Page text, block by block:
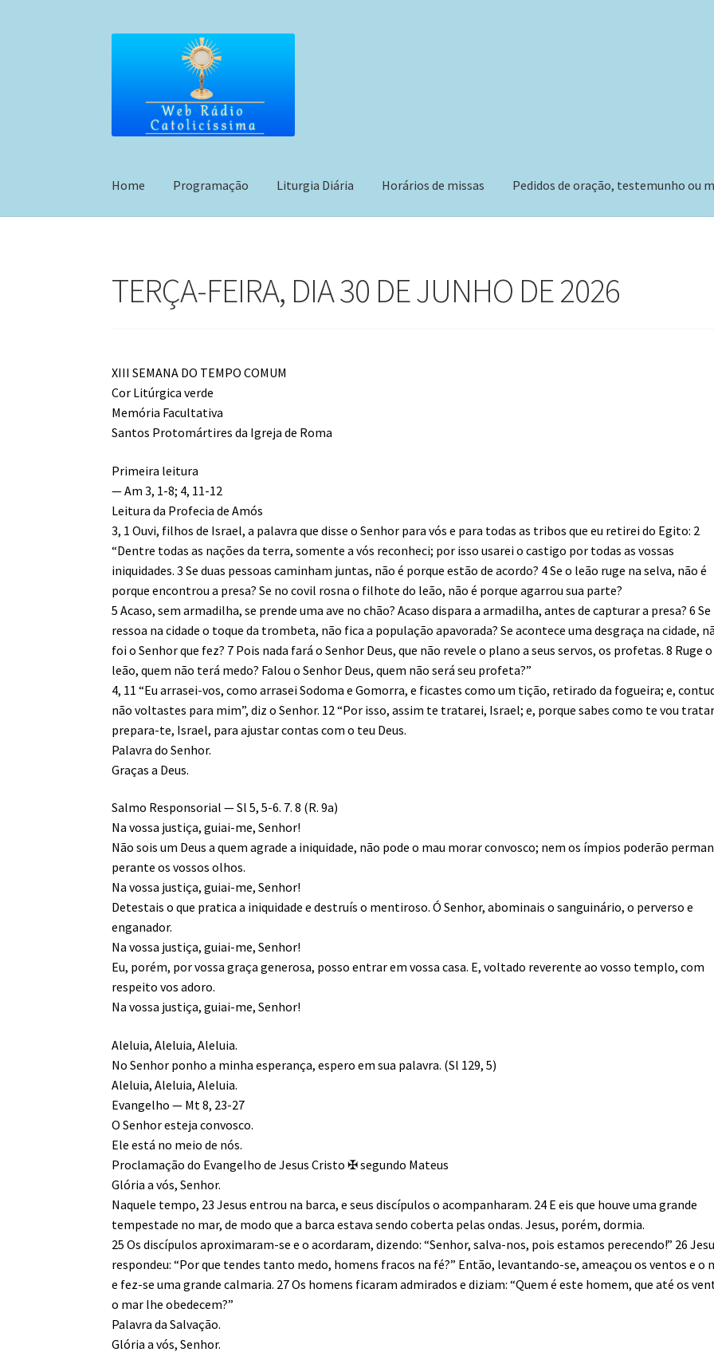
conteúdo
Home Programação Liturgia Diária Horários de missas Pedidos de oração, testemunho ou
TERÇA-FEIRA, DIA 30 DE JUNHO DE 2026
XIII SEMANA DO TEMPO COMUM
Cor Litúrgica verde
Memória Facultativa
Santos Protomártires da Igreja de Roma
Primeira leitura
— Am 3, 1-8; 4, 11-12
Leitura da Profecia de Amós
3, 1 Ouvi, filhos de Israel, a palavra que disse o Senhor para vós e para todas as tribos que eu retirei do Egito: 2
“Dentre todas as nações da terra, somente a vós reconheci; por isso usarei o castigo por todas as vossas
iniquidades. 3 Se duas pessoas caminham juntas, não é porque estão de acordo? 4 Se o leão ruge na selva, não é
porque encontrou a presa? Se no covil rosna o filhote do leão, não é porque agarrou sua parte?
5 Acaso, sem armadilha, se prende uma ave no chão? Acaso dispara a armadilha, antes de capturar a presa? 6 Se
ressoa na cidade o toque da trombeta, não fica a população apavorada? Se acontece uma desgraça na cidade,
foi o Senhor que fez? 7 Pois nada fará o Senhor Deus, que não revele o plano a seus servos, os profetas. 8 Ruge o
leão, quem não terá medo? Falou o Senhor Deus, quem não será seu profeta?”
4, 11 “Eu arrasei-vos, como arrasei Sodoma e Gomorra, e ficastes como um tição, retirado da fogueira; e,
não voltastes para mim”, diz o Senhor. 12 “Por isso, assim te tratarei, Israel; e, porque sabes como te vou
prepara-te, Israel, para ajustar contas com o teu Deus.
Palavra do Senhor.
Graças a Deus.
Salmo Responsorial — Sl 5, 5-6. 7. 8 (R. 9a)
Na vossa justiça, guiai-me, Senhor!
Não sois um Deus a quem agrade a iniquidade, não pode o mau morar convosco; nem os ímpios poderão
perante os vossos olhos.
Na vossa justiça, guiai-me, Senhor!
Detestais o que pratica a iniquidade e destruís o mentiroso. Ó Senhor, abominais o sanguinário, o perverso e
enganador.
Na vossa justiça, guiai-me, Senhor!
Eu, porém, por vossa graça generosa, posso entrar em vossa casa. E, voltado reverente ao vosso templo, com
respeito vos adoro.
Na vossa justiça, guiai-me, Senhor!
Aleluia, Aleluia, Aleluia.
No Senhor ponho a minha esperança, espero em sua palavra. (Sl 129, 5)
Aleluia, Aleluia, Aleluia.
Evangelho — Mt 8, 23-27
O Senhor esteja convosco.
Ele está no meio de nós.
Proclamação do Evangelho de Jesus Cristo ✠ segundo Mateus
Glória a vós, Senhor.
Naquele tempo, 23 Jesus entrou na barca, e seus discípulos o acompanharam. 24 E eis que houve uma grande
tempestade no mar, de modo que a barca estava sendo coberta pelas ondas. Jesus, porém, dormia.
25 Os discípulos aproximaram-se e o acordaram, dizendo: “Senhor, salva-nos, pois estamos perecendo!” 26
respondeu: “Por que tendes tanto medo, homens fracos na fé?” Então, levantando-se, ameaçou os ventos e o
e fez-se uma grande calmaria. 27 Os homens ficaram admirados e diziam: “Quem é este homem, que até os
o mar lhe obedecem?”
Palavra da Salvação.
Glória a vós, Senhor.